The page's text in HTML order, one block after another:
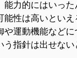
力的にはいっ
性は高いといえ
運動機能など
指針は出せない